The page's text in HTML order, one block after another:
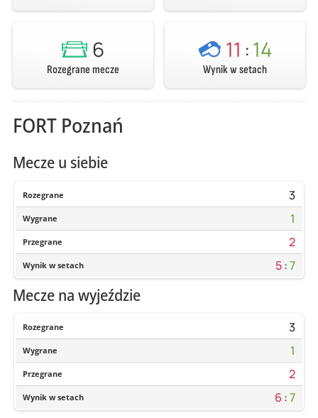
6
Rozegrane mecze
11 :14
Wynik w setach
FORT Poznań
Mecze u siebie
Rozegrane 3
Wygrane 1
Przegrane 2
Wynik w setach 5:7
Mecze na wyjeździe
Rozegrane 3
Wygrane 1
Przegrane 2
Wynik w setach 6:7